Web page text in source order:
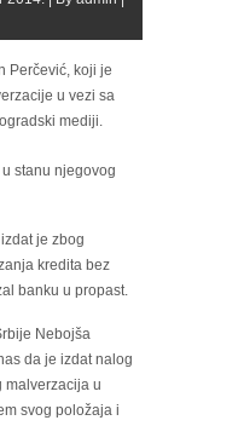
Perčević, koji je
u vezi sa
mediji.
stanu njegovog
je zbog
kredita bez
banku u propast.
Nebojša
da je izdat nalog
malverzacija u
svog položaja i